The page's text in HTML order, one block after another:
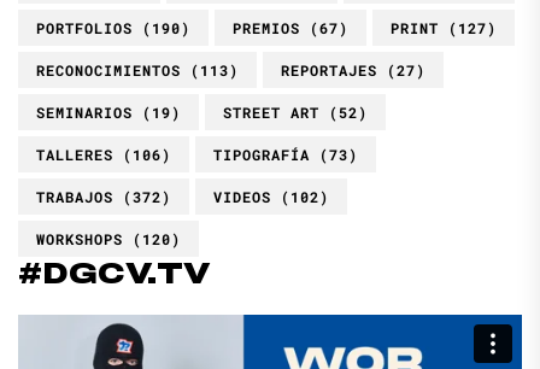
PORTFOLIOS (190) PREMIOS (67) PRINT (127)
RECONOCIMIENTOS (113) REPORTAJES (27)
SEMINARIOS (19) STREET ART (52)
TALLERES (106) TIPOGRAFÍA (73)
TRABAJOS (372) VIDEOS (102)
WORKSHOPS (120)
#DGCV.TV
Reproductor